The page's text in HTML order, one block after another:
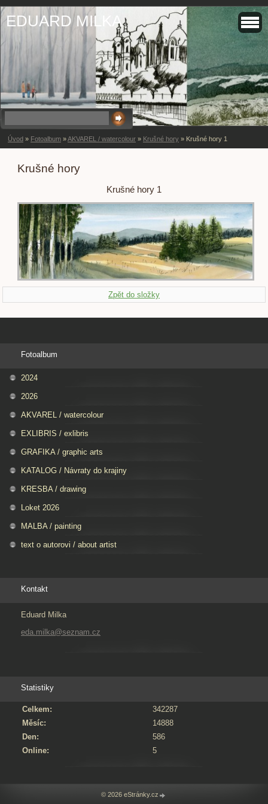
EDUARD MILKA
Úvod » Fotoalbum »AKVAREL / watercolour » Krušné hory » Krušné hory 1
Krušné hory
Krušné hory 1
Zpět do složky
Fotoalbum
2024
2026
AKVAREL / watercolour
EXLIBRIS / exlibris
GRAFIKA / graphic arts
KATALOG / Návraty do krajiny
KRESBA / drawing
Loket 2026
MALBA / painting
text o autorovi / about artist
Kontakt
Eduard Milka
eda.milka@seznam.cz
Statistiky
Online: 5
Celkem:
342287
Měsíc:
14888
Den:
586
© 2026 eStránky.cz